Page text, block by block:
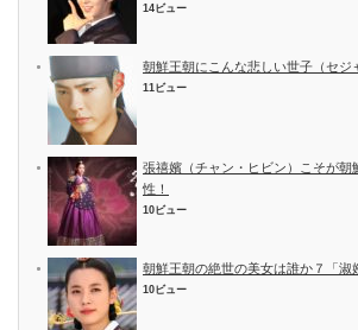
14ビュー
朝鮮王朝にこんな悲しい世子（セジ
11ビュー
張禧嬪（チャン・ヒビン）こそが朝
性！
10ビュー
朝鮮王朝の絶世の美女は誰か７「淑
10ビュー